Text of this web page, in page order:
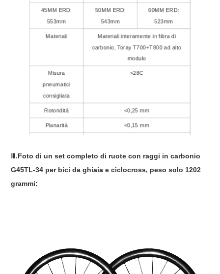
45MM ERD:
553mm
50MM ERD:
543mm
60MM ERD:
523mm
Materiali
Materiali interamente in fibra di
carbonio, Toray T700+T800 ad alto
modulo
Misura
pneumatici
consigliata
>28C
Rotondità <0,25 mm
Planarità <0,15 mm
Ⅲ.Foto di un set completo di ruote con raggi in carbonio
G45TL-34 per bici da ghiaia e ciclocross, peso solo 1202
grammi: